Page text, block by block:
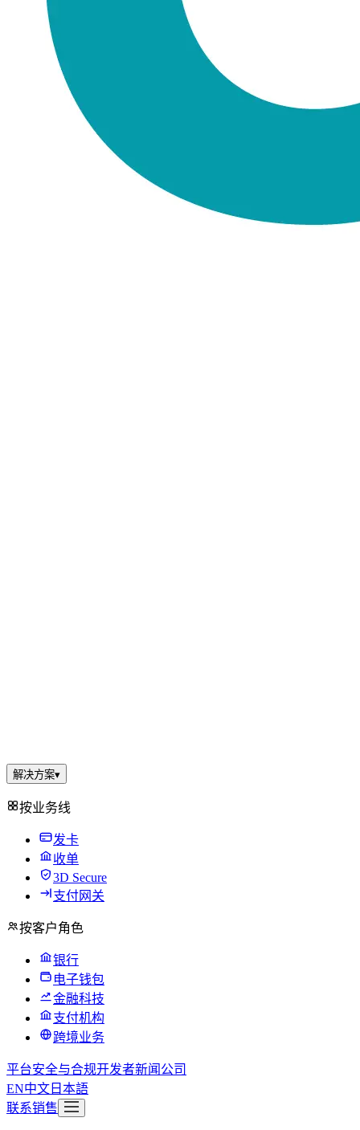
解决方案▾
按业务线
发卡
收单
3D Secure
支付网关
按客户角色
银行
电子钱包
金融科技
支付机构
跨境业务
平台安全与合规开发者新闻 公司
EN中文 日本語
联系销售